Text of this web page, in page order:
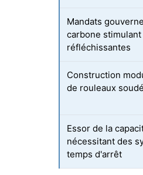
Mandats
carbone
réfléchissantes
Construction
de rouleaux
Essor de la
nécessitant des
temps d'arrêt